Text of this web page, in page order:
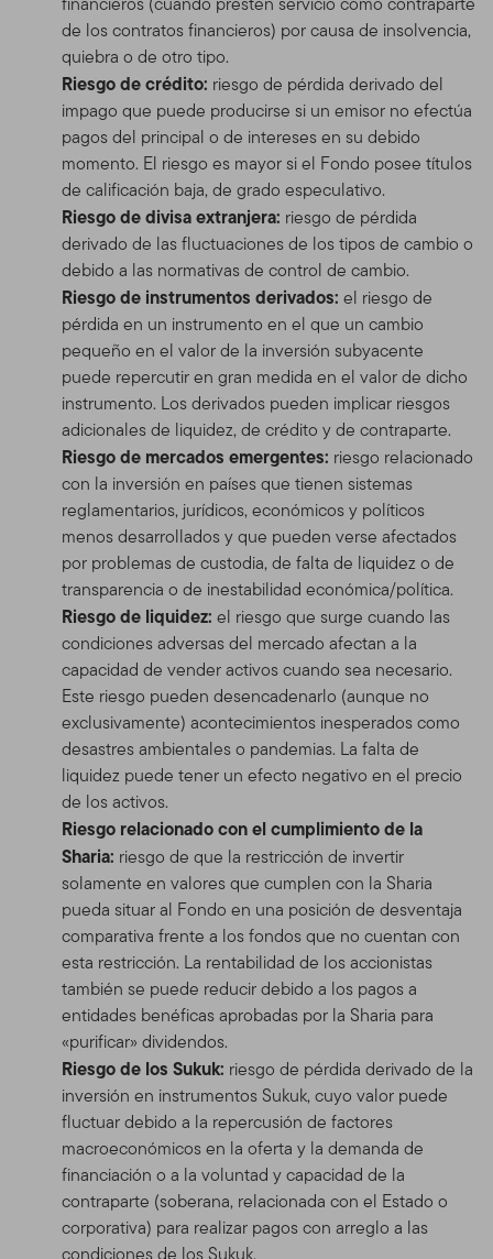
de los contratos financieros) por causa de insolvencia,
quiebra o de otro tipo.
Riesgo de crédito: riesgo de pérdida derivado del
impago que puede producirse si un emisor no efectúa
pagos del principal o de intereses en su debido
momento. El riesgo es mayor si el Fondo posee títulos
de calificación baja, de grado especulativo.
Riesgo de divisa extranjera: riesgo de pérdida
derivado de las fluctuaciones de los tipos de cambio o
debido a las normativas de control de cambio.
Riesgo de instrumentos derivados: el riesgo de
pérdida en un instrumento en el que un cambio
pequeño en el valor de la inversión subyacente
puede repercutir en gran medida en el valor de dicho
instrumento. Los derivados pueden implicar riesgos
adicionales de liquidez, de crédito y de contraparte.
Riesgo de mercados emergentes: riesgo relacionado
con la inversión en países que tienen sistemas
reglamentarios, jurídicos, económicos y políticos
menos desarrollados y que pueden verse afectados
por problemas de custodia, de falta de liquidez o de
transparencia o de inestabilidad económica/política.
Riesgo de liquidez: el riesgo que surge cuando las
condiciones adversas del mercado afectan a la
capacidad de vender activos cuando sea necesario.
Este riesgo pueden desencadenarlo (aunque no
exclusivamente) acontecimientos inesperados como
desastres ambientales o pandemias. La falta de
liquidez puede tener un efecto negativo en el precio
de los activos.
Riesgo relacionado con el cumplimiento de la
Sharia: riesgo de que la restricción de invertir
solamente en valores que cumplen con la Sharia
pueda situar al Fondo en una posición de desventaja
comparativa frente a los fondos que no cuentan con
esta restricción. La rentabilidad de los accionistas
también se puede reducir debido a los pagos a
entidades benéficas aprobadas por la Sharia para
«purificar» dividendos.
Riesgo de los Sukuk: riesgo de pérdida derivado de la
inversión en instrumentos Sukuk, cuyo valor puede
fluctuar debido a la repercusión de factores
macroeconómicos en la oferta y la demanda de
financiación o a la voluntad y capacidad de la
contraparte (soberana, relacionada con el Estado o
corporativa) para realizar pagos con arreglo a las
condiciones de los Sukuk.